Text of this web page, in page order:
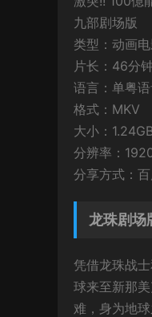
九部剧场版
类型：动画
片长：46分钟
语言：单粤
格式：MKV
大小：
分辨率：
分享方式：
龙珠剧
凭借龙珠战
球来至新那
难，身为地